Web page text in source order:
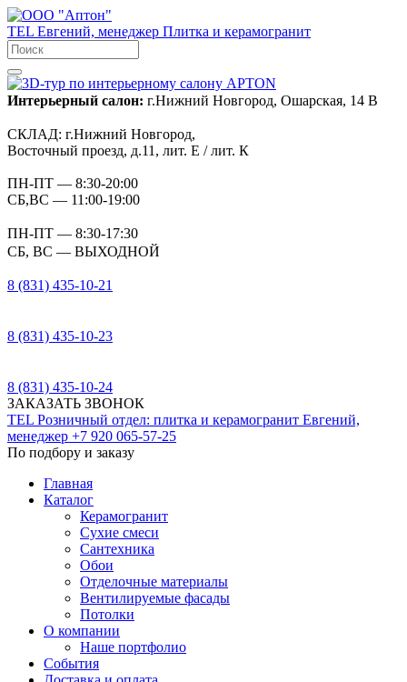
TEL Евгений, менеджер Плитка и керамогранит
Интерьерный салон: г.Нижний Новгород, Ошарская, 14 В
СКЛАД: г.Нижний Новгород,
Восточный проезд, д.11, лит. Е / лит. К
ПН-ПТ — 8:30-20:00
СБ,ВС — 11:00-19:00
ПН-ПТ — 8:30-17:30
СБ, ВС — ВЫХОДНОЙ
8 (831) 435-10-21
8 (831) 435-10-23
8 (831) 435-10-24
ЗАКАЗАТЬ ЗВОНОК
TEL Розничный отдел: плитка и керамогранит Евгений,
менеджер +7 920 065-57-25
По подбору и заказу
Главная
Каталог
Керамогранит
Сухие смеси
Сантехника
Обои
Отделочные материалы
Вентилируемые фасады
Потолки
О компании
Наше портфолио
События